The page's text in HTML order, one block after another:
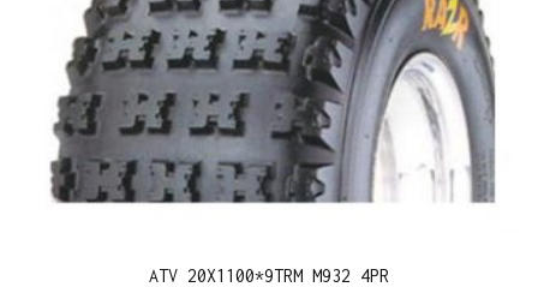
ATV 20X1100*9TRM M932 4PR